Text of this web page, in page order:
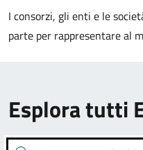
I consorzi, gli enti e le
parte per rappresentare al
Esplora tutti